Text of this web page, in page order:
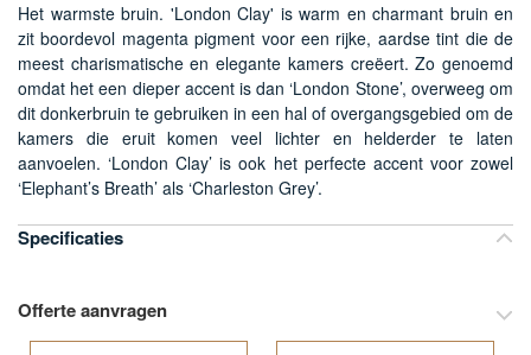
Het warmste bruin. 'London Clay' is warm en charmant bruin en
zit boordevol magenta pigment voor een rijke, aardse tint die de
meest charismatische en elegante kamers creëert. Zo genoemd
omdat het een dieper accent is dan ‘London Stone’, overweeg om
dit donkerbruin te gebruiken in een hal of overgangsgebied om de
kamers die eruit komen veel lichter en helderder te laten
aanvoelen. ‘London Clay’ is ook het perfecte accent voor zowel
‘Elephant’s Breath’ als ‘Charleston Grey’.
Specificaties
Offerte aanvragen